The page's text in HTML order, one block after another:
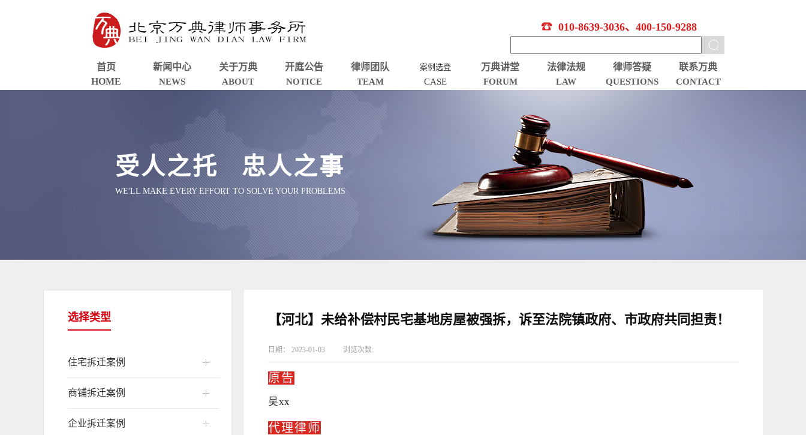
010-8639-3036、400-150-9288
首页
HOME
新闻中心
NEWS
关于万典
ABOUT
开庭公告
NOTICE
律师团队
TEAM
案例选登
CASE
万典讲堂
FORUM
法律法规
LAW
律师答疑
QUESTIONS
联系万典
CONTACT
受人之托 忠人之事
WE'LL MAKE EVERY EFFORT TO SOLVE YOUR PROBLEMS
选择类型
住宅拆迁案例
商铺拆迁案例
企业拆迁案例
【河北】未给补偿村民宅基地房屋被强拆，诉至法院镇政府、市政府共同担责！
日期： 2023-01-03 浏览次数:
原告
吴xx
代理律师